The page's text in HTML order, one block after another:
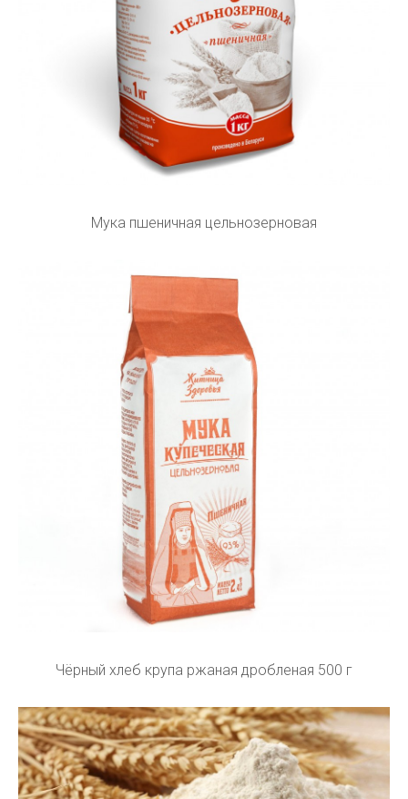
Мука пшеничная цельнозерновая
Чёрный хлеб крупа ржаная дробленая 500 г